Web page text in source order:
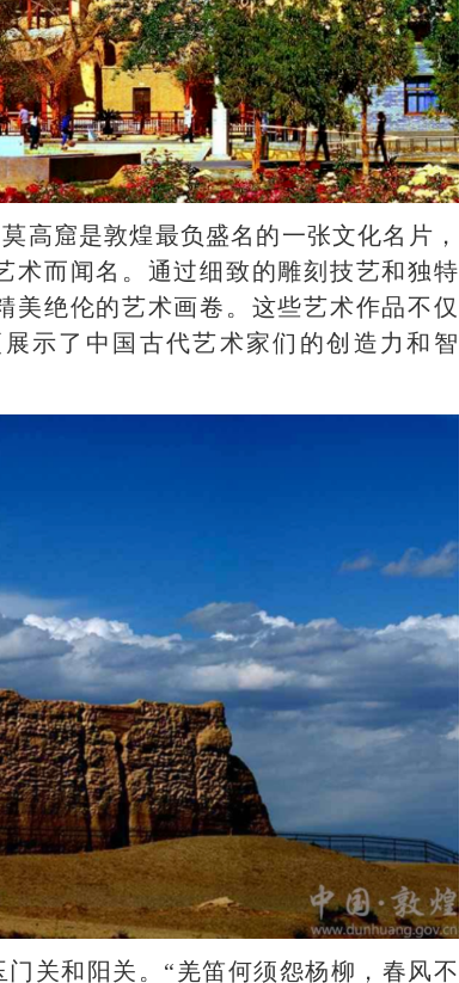
高窟是敦煌最负盛名的一张文化名片，
术而闻名。通过细致的雕刻技艺和独特
美绝伦的艺术画卷。这些艺术作品不仅
示了中国古代艺术家们的创造力和智
关和阳关。“羌笛何须怨杨柳，春风不